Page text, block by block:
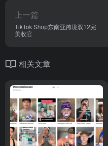
上一篇
TikTok Shop东南亚跨境双12完
美收官
相关文章